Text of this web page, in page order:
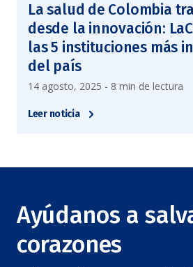
La salud de Colombia
desde la innovación:
las 5 instituciones más
del país
14 agosto, 2025 - 8 min de lectura
Leer noticia
Ayúdanos a
corazones